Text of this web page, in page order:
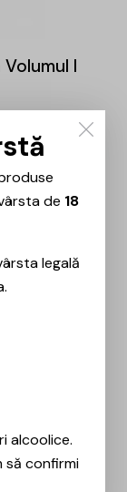
I
de 18
legală
alcoolice.
să confirmi